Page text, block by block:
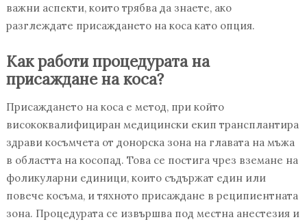
важни аспекти, които трябва да знаете, ако
разглеждате присаждането на коса като опция.
Как работи процедурата на
присаждане на коса?
Присаждането на коса е метод, при който
висококвалифициран медицински екип трансплантира
здрави косъмчета от донорска зона на главата на мъжа
в областта на косопад. Това се постига чрез вземане на
фоликуларни единици, които съдържат един или
повече косъма, и тяхното присаждане в реципиентната
зона. Процедурата се извършва под местна анестезия и